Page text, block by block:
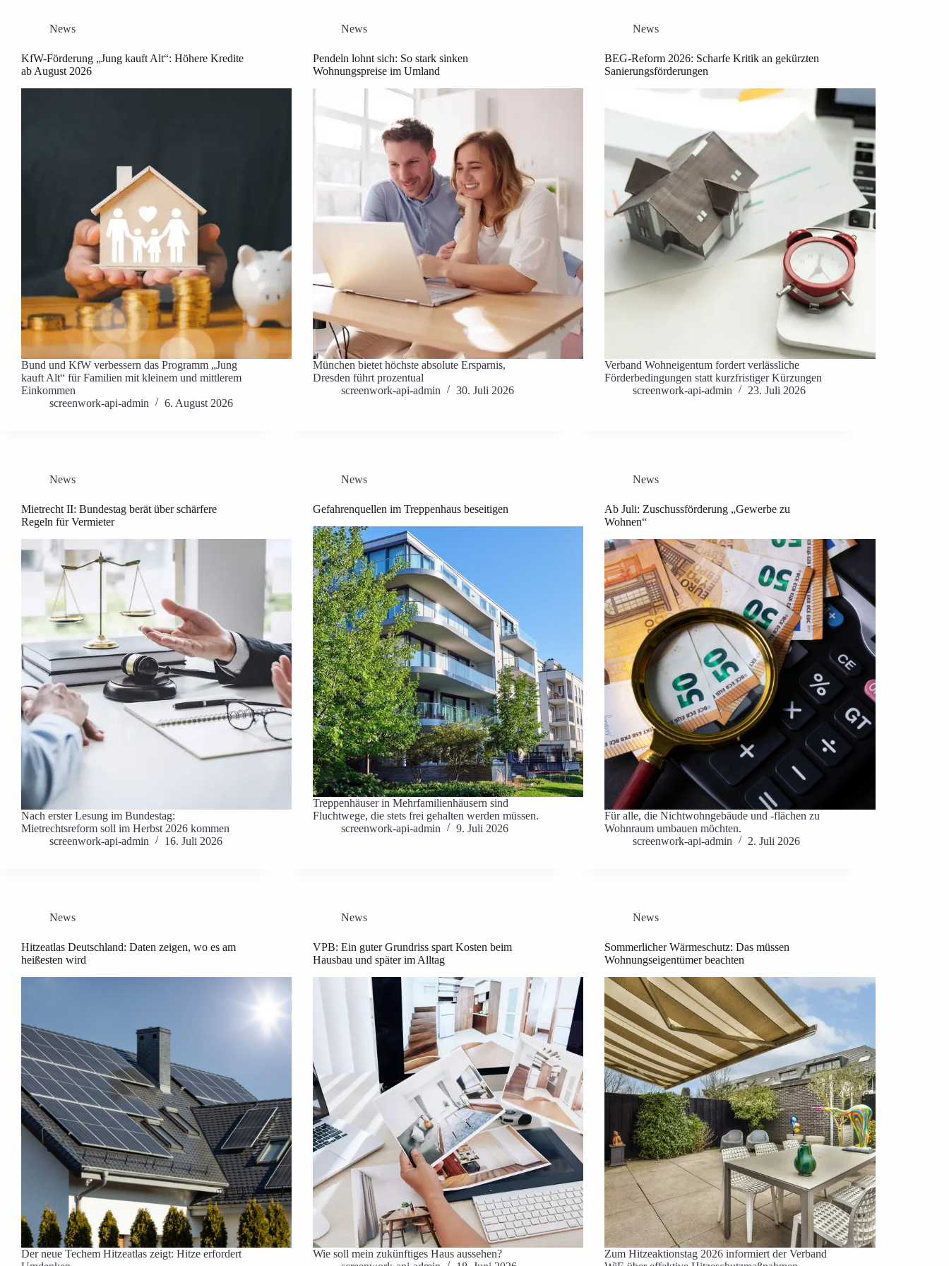
News
KfW-Förderung „Jung kauft Alt“: Höhere Kredite
ab August 2026
Bund und KfW verbessern das Programm „Jung
kauft Alt“ für Familien mit kleinem und mittlerem
Einkommen
screenwork-api-admin
6. August 2026
News
Pendeln lohnt sich: So stark sinken
Wohnungspreise im Umland
München bietet höchste absolute Ersparnis,
Dresden führt prozentual
screenwork-api-admin
30. Juli 2026
News
BEG-Reform 2026: Scharfe Kritik an gekürzten
Sanierungsförderungen
Verband Wohneigentum fordert verlässliche
Förderbedingungen statt kurzfristiger Kürzungen
screenwork-api-admin
23. Juli 2026
News
Mietrecht II: Bundestag berät über schärfere
Regeln für Vermieter
Nach erster Lesung im Bundestag:
Mietrechtsreform soll im Herbst 2026 kommen
screenwork-api-admin
16. Juli 2026
News
Gefahrenquellen im Treppenhaus beseitigen
Treppenhäuser in Mehrfamilienhäusern sind
Fluchtwege, die stets frei gehalten werden müssen.
screenwork-api-admin
9. Juli 2026
News
Ab Juli: Zuschussförderung „Gewerbe zu
Wohnen“
Für alle, die Nichtwohngebäude und -flächen zu
Wohnraum umbauen möchten.
screenwork-api-admin
2. Juli 2026
News
Hitzeatlas Deutschland: Daten zeigen, wo es am
heißesten wird
Der neue Techem Hitzeatlas zeigt: Hitze erfordert
News
VPB: Ein guter Grundriss spart Kosten beim
Hausbau und später im Alltag
Wie soll mein zukünftiges Haus aussehen?
News
Sommerlicher Wärmeschutz: Das müssen
Wohnungseigentümer beachten
Zum Hitzeaktionstag 2026 informiert der Verband